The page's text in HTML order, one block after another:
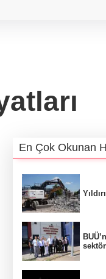
En Çok Okunan